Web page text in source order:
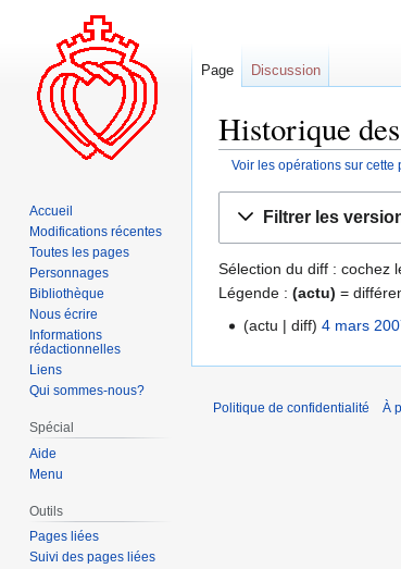
Historique
Voir les opérations sur cette
navigation
recherche
Filtrer les
Sélection du diff : cochez
Légende : (actu) =
actu
diff 4 mars
Page Discussion
Accueil
Modifications récentes
Toutes les pages
Personnages
Bibliothèque
Nous écrire
Informations
rédactionnelles
Liens
Qui sommes-nous?
Spécial
Aide
Menu
Outils
Pages liées
Suivi des pages liées
Politique de confidentialité À